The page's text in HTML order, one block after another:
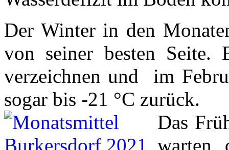
Der Winter in den
von seiner besten Seite.
verzeichnen und im
sogar bis -21 °C zurück.
Das
warten,